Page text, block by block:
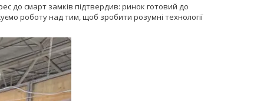
до смарт замків підтвердив: ринок готовий до
роботу над тим, щоб зробити розумні технології